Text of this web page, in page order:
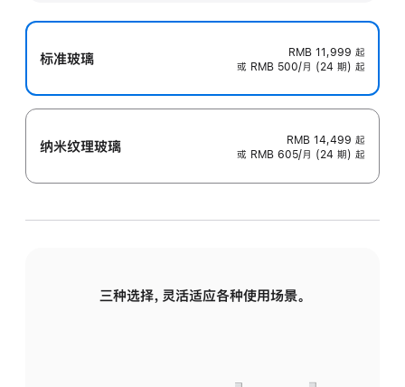
标准玻璃 RMB 11,999 起
或 RMB 500/月 (24 期) 起
纳米纹理玻璃 RMB 14,499 起
或 RMB 605/月 (24 期) 起
三种选择，灵活适应各种使用场景。